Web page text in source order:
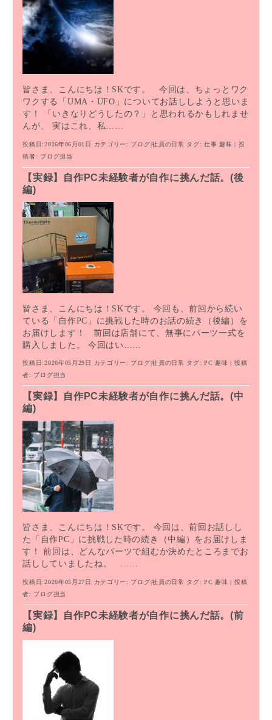
皆さま、こんにちは！SKです。 今回は、ちょっとワク
ワクする「UMA・UFO」についてお話ししようと思いま
す！ 「いきなりどうしたの？」と思われるかもしれませ
んが、 実はこれ、私……
投稿日:2026年06月01日 カテゴリー: ブログ|社員の日常 タグ:仕事 趣味 | 投
稿者: ブログ担当
【実録】自作PC未経験者が自作に挑んだ話。(後
編)
皆さま、こんにちは！SKです。 今回も、前回から続い
ている「自作PC」に挑戦した時のお話の続き（後編）を
お届けします！ 前回は店舗にて、無事にパーツ一式を
購入しました。 今回はい……
投稿日:2026年05月29日 カテゴリー: ブログ |社員の日常 タグ:PC 趣味 | 投稿
者: ブログ担当
【実録】自作PC未経験者が自作に挑んだ話。(中
編)
皆さま、こんにちは！SKです。 今回は、前回お話しし
た「自作PC」に挑戦した時の続き（中編）をお届けしま
す！ 前回は、どんなパーツで組むか決めたところまでお
話ししていましたね。 ……
投稿日:2026年05月27日 カテゴリー: ブログ|社員の日常 タグ:PC 趣味 | 投稿
者: ブログ担当
【実録】自作PC未経験者が自作に挑んだ話。(前
編)